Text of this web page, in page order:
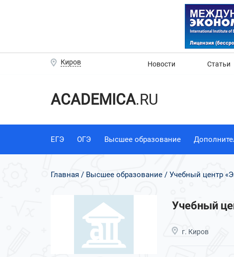
Киров Новости Статьи
ACADEMICA.RU
ЕГЭ ОГЭ Высшее образование
Главная Высшее образование Учебный центр
Учебный
г. Киров